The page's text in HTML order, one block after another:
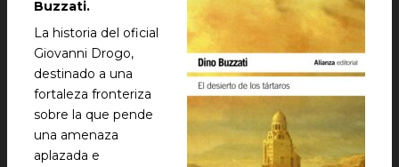
Buzzati.
La historia del oficial
Giovanni Drogo,
destinado a una
fortaleza fronteriza
sobre la que pende
una amenaza
aplazada e